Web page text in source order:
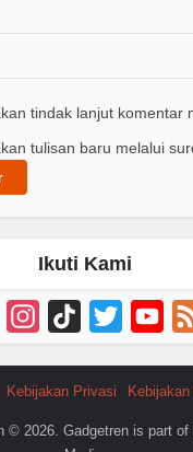
tindak lanjut komentar
tulisan baru melalui
Ikuti Kami
FacebookInstagram
TikTok Twitter
Kebijakan Privasi
© 2026. Gadgetren is part